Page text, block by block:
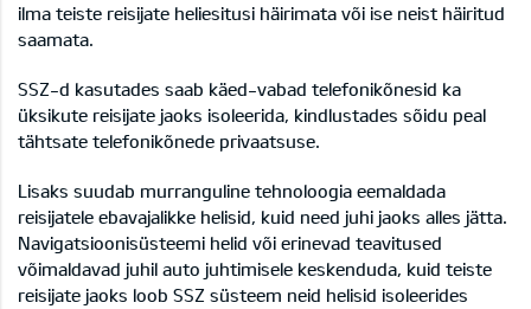
ilma teiste reisijate heliesitusi häirimata või ise neist häiritud
saamata.
SSZ-d kasutades saab käed-vabad telefonikõnesid ka
üksikute reisijate jaoks isoleerida, kindlustades sõidu peal
tähtsate telefonikõnede privaatsuse.
Lisaks suudab murranguline tehnoloogia eemaldada
reisijatele ebavajalikke helisid, kuid need juhi jaoks alles jätta.
Navigatsioonisüsteemi helid või erinevad teavitused
võimaldavad juhil auto juhtimisele keskenduda, kuid teiste
reisijate jaoks loob SSZ süsteem neid helisid isoleerides